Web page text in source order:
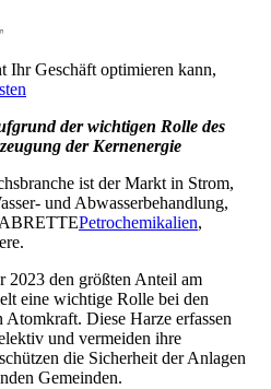
Ihr Geschäft optimieren kann,
der wichtigen Rolle des
der Kernenergie
ist der Markt in Strom,
und Abwasserbehandlung,
Petrochemikalien,
2023 den größten Anteil am
eine wichtige Rolle bei den
Diese Harze erfassen
und vermeiden ihre
die Sicherheit der Anlagen
Gemeinden.